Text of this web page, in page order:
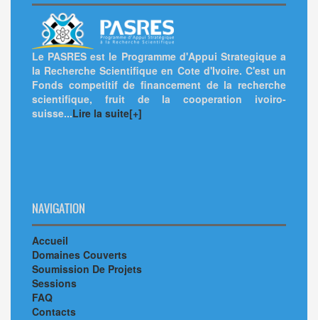
Le PASRES est le Programme d'Appui Strategique a
la Recherche Scientifique en Cote d'Ivoire. C'est un
Fonds competitif de financement de la recherche
scientifique, fruit de la cooperation ivoiro-
suisse...Lire la suite[+]
NAVIGATION
Accueil
Domaines Couverts
Soumission De Projets
Sessions
FAQ
Contacts